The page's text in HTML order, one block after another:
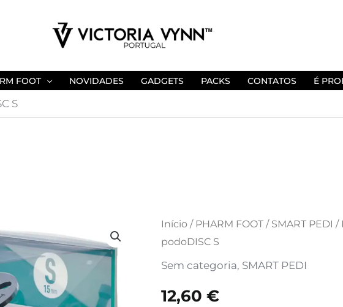
FOOT NOVIDADES GADGETS PACKS CONTATOS É
S
Início/ PHARM FOOT/ SMART PEDI /
podoDISC S
Sem categoria, SMART PEDI
12,60 €
Quantidade
de
PHARM
-